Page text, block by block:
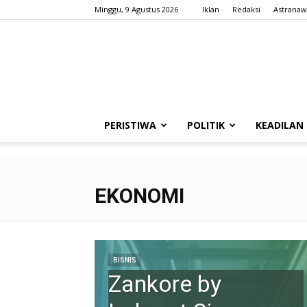
Minggu, 9 Agustus 2026 Iklan Redaksi
PERISTIWA POLITIK KEADILAN
EKONOMI
BISNIS
Zankore by